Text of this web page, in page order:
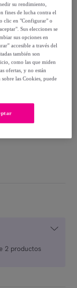
2 productos
su rendimiento,
fines de lucha contra el
clic en "Configurar" o
Sus elecciones se
sus opciones en
accesible a través del
también son
como las que miden
ofertas, y no están
las Cookies, puede